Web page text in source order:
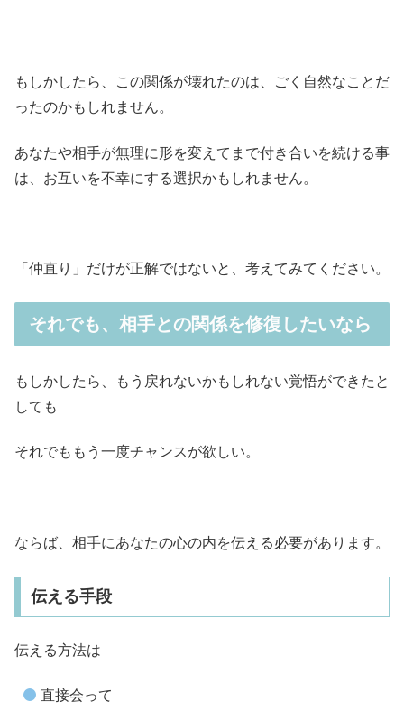
もしかしたら、この関係が壊れたのは、ごく自然なことだ
ったのかもしれません。
あなたや相手が無理に形を変えてまで付き合いを続ける事
は、お互いを不幸にする選択かもしれません。
「仲直り」だけが正解ではないと、考えてみてください。
それでも、相手との関係を修復したいなら
もしかしたら、もう戻れないかもしれない覚悟ができたと
しても
それでももう一度チャンスが欲しい。
ならば、相手にあなたの心の内を伝える必要があります。
伝える手段
伝える方法は
直接会って